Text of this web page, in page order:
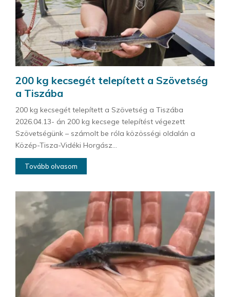
200 kg kecsegét telepített a Szövetség
a Tiszába
200 kg kecsegét telepített a Szövetség a Tiszába
2026.04.13- án 200 kg kecsege telepítést végezett
Szövetségünk – számolt be róla közösségi oldalán a
Közép-Tisza-Vidéki Horgász...
Tovább olvasom